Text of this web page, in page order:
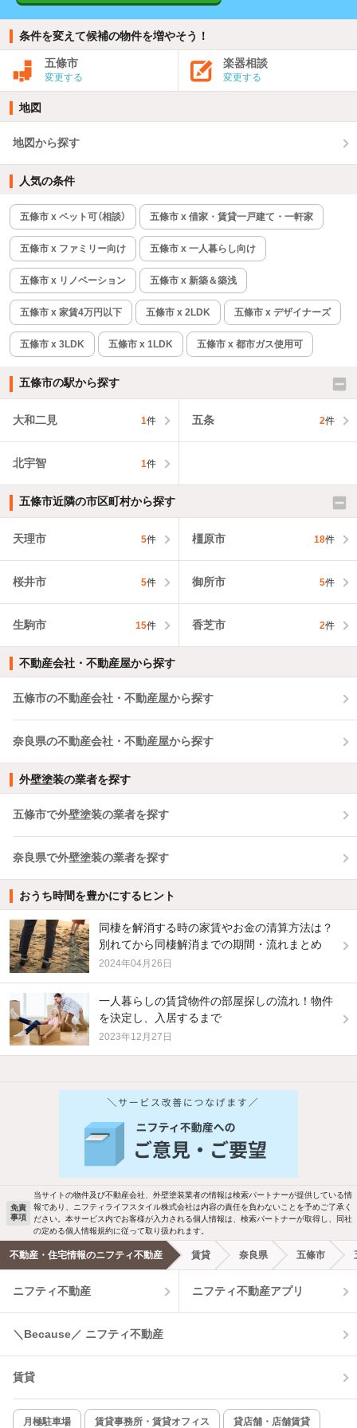
条件を変えて候補の物件を増やそう！
五條市
変更する
楽器相談
変更する
地図
地図から探す
人気の条件
五條市 x ペット可（相談） 五條市 x 借家・賃貸一戸建て・一軒家
五條市 x ファミリー向け 五條市 x 一人暮らし向け
五條市 x リノベーション 五條市 x 新築＆築浅
五條市 x 家賃4万円以下 五條市 x 2LDK 五條市 x デザイナーズ
五條市 x 3LDK 五條市 x 1LDK 五條市 x 都市ガス使用可
五條市の駅から探す
大和二見 1件 五条 2件
北宇智 1件
五條市近隣の市区町村から探す
天理市 5件 橿原市 18件
桜井市 5件 御所市 5件
生駒市 15件 香芝市 2件
不動産会社・不動産屋から探す
五條市の不動産会社・不動産屋から探す
奈良県の不動産会社・不動産屋から探す
外壁塗装の業者を探す
五條市で外壁塗装の業者を探す
奈良県で外壁塗装の業者を探す
おうち時間を豊かにするヒント
同棲を解消する時の家賃やお金の清算方法は？
別れてから同棲解消までの期間・流れまとめ
2024年04月26日
一人暮らしの賃貸物件の部屋探しの流れ！物件
を決定し、入居するまで
2023年12月27日
バス・トイレ別 2階以上
洗濯機置場あり 独立洗面台
エアコンあり 都市ガス
温水洗浄便座 オートロック
コンロ2口以上
新着のみ インターネット無料
免責
事項
当サイトの物件及び不動産会社、外壁塗装業者の情報は検索パートナーが提供している情
報であり、ニフティライフスタイル株式会社は内容の責任を負わないことを予めご了承く
ださい。本サービス内でお客様が入力される個人情報は、検索パートナーが取得し、同社
の定める個人情報規約に従って取り扱われます。
不動産・住宅情報のニフティ不動産 賃貸 奈良県 五條市
ニフティ不動産 ニフティ不動産アプリ
＼Because／ ニフティ不動産
賃貸
月極駐車場 賃貸事務所・賃貸オフィス 貸店舗・店舗賃貸